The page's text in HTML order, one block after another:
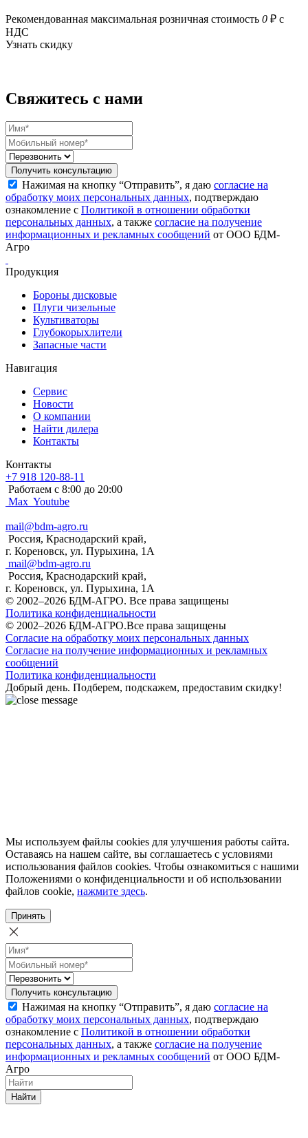
Рекомендованная максимальная розничная стоимость 0 ₽ с
НДС
Узнать скидку
Свяжитесь с нами
Получить консультацию
Нажимая на кнопку “Отправить”, я даю согласие на
обработку моих персональных данных, подтверждаю
ознакомление с Политикой в отношении обработки
персональных данных, а также согласие на получение
информационных и рекламных сообщений от ООО БДМ-
Агро
Продукция
Бороны дисковые
Плуги чизельные
Культиваторы
Глубокорыхлители
Запасные части
Навигация
Сервис
Новости
О компании
Найти дилера
Контакты
Контакты
+7 918 120-88-11
Работаем c 8:00 до 20:00
Max Youtube
mail@bdm-agro.ru
Россия, Краснодарский край,
г. Кореновск, ул. Пурыхина, 1А
mail@bdm-agro.ru
Россия, Краснодарский край,
г. Кореновск, ул. Пурыхина, 1А
© 2002–2026 БДМ-АГРО. Все права защищены
Политика конфиденциальности
© 2002–2026 БДМ-АГРО.Все права защищены
Согласие на обработку моих персональных данных
Согласие на получение информационных и рекламных
сообщений
Политика конфиденциальности
Добрый день. Подберем, подскажем, предоставим скидку!
Мы используем файлы cookies для улучшения работы сайта.
Оставаясь на нашем сайте, вы соглашаетесь с условиями
использования файлов cookies. Чтобы ознакомиться с нашими
Положениями о конфиденциальности и об использовании
файлов cookie, нажмите здесь.
Принять
Получить консультацию
Нажимая на кнопку “Отправить”, я даю согласие на
обработку моих персональных данных, подтверждаю
ознакомление с Политикой в отношении обработки
персональных данных, а также согласие на получение
информационных и рекламных сообщений от ООО БДМ-
Агро
Найти